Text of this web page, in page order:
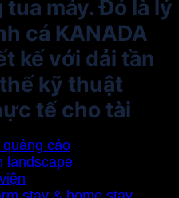
cáo
landscape
máy. Đó là lý
cá KANADA
kế với dải tần
kỹ thuật
tế cho tài